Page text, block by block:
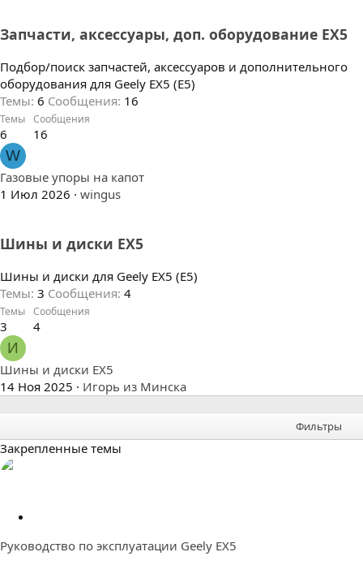
Запчасти, аксессуары, доп. оборудование EX5
Подбор/поиск запчастей, аксессуаров и дополнительного
оборудования для Geely EX5 (E5)
Темы 6 Сообщения 16
Темы
6
Сообщения
16
W
Газовые упоры на капот
1 Июл 2026
wingus
Шины и диски EX5
Шины и диски для Geely EX5 (E5)
Темы 3 Сообщения 4
Темы
3
Сообщения
4
И
Шины и диски EX5
14 Ноя 2025
Игорь из Минска
Фильтры
Закрепленные темы
к
Руководство по эксплуатации Geely EX5